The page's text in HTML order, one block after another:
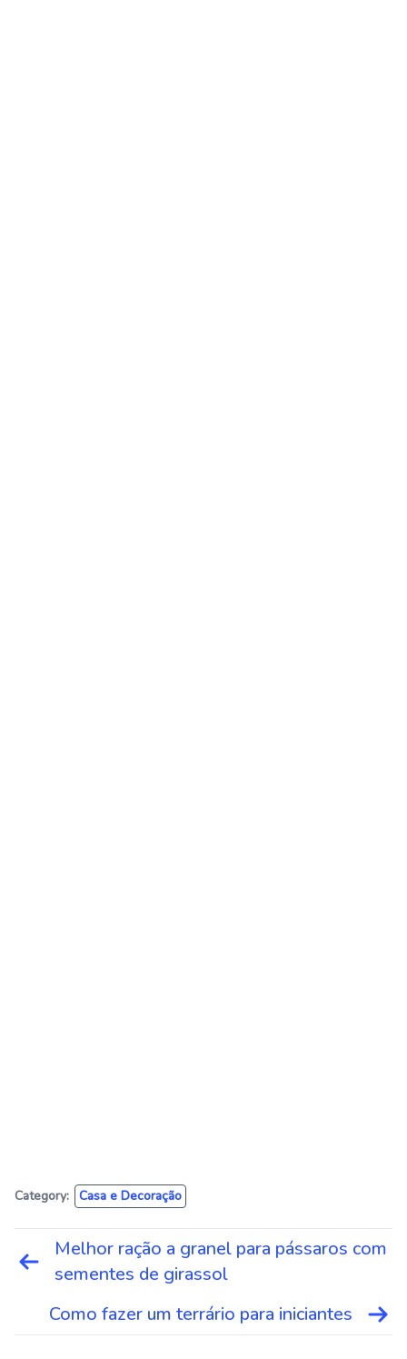
Category: Casa e Decoração
Navegação
de
Melhor ração a granel para pássaros com
sementes de girassol
Como fazer um terrário para iniciantes